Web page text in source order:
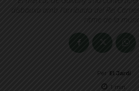
disbauxa amb l'arribada del Rei
ritme de la
Per El Jardí
1 min.